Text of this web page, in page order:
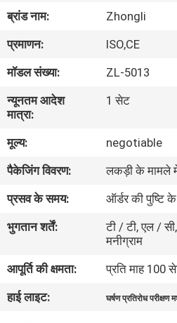
बारे
में
कारखाना
भ्रमण
गुणवत्ता
नियंत्रण
संपर्क
करें
ब्रांड नाम:
Zhongli
प्रमाणन:
ISO,CE
मॉडल संख्या:
ZL-5013
न्यूनतम आदेश
मात्रा:
1 सेट
मूल्य:
negotiable
पैकेजिंग विवरण:
लकड़ी के मामले
प्रसव के समय:
ऑर्डर की पुष्टि
भुगतान शर्तें:
टी / टी, एल /
मनीग्राम
आपूर्ति की क्षमता:
प्रति माह 100
हाई लाइट:
घर्षण प्रतिरोध परीक्षण